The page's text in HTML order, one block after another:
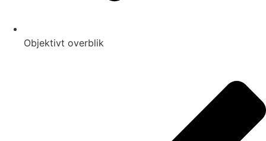
Objektivt overblik